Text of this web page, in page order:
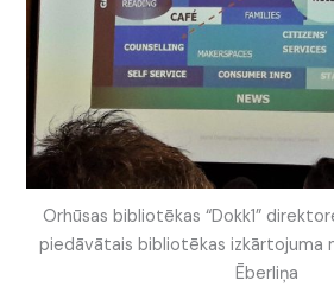
Orhūsas bibliotēkas “Dokk1”
piedāvātais bibliotēkas izkārtojuma
Ēberliņa